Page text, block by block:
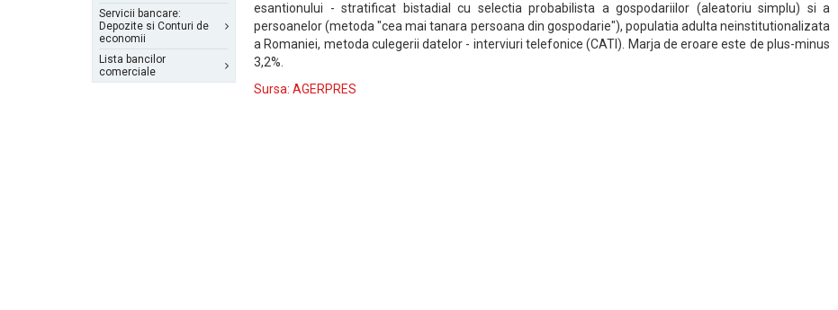
Servicii bancare:
Depozite si Conturi de
economii
Lista bancilor
comerciale
esantionului - stratificat bistadial cu selectia probabilista a gospodariilor (aleatoriu simplu) si a
persoanelor (metoda "cea mai tanara persoana din gospodarie"), populatia adulta neinstitutionalizata
a Romaniei, metoda culegerii datelor - interviuri telefonice (CATI). Marja de eroare este de plus-minus
3,2%.
Sursa: AGERPRES